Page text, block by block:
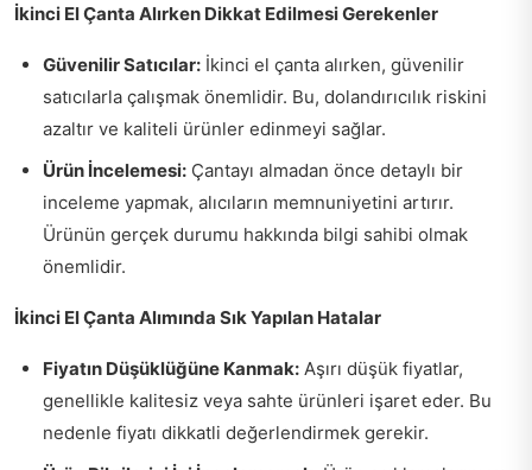
İkinci El Çanta Alırken Dikkat Edilmesi Gerekenler
Güvenilir Satıcılar: İkinci el çanta alırken, güvenilir
satıcılarla çalışmak önemlidir. Bu, dolandırıcılık riskini
azaltır ve kaliteli ürünler edinmeyi sağlar.
Ürün İncelemesi: Çantayı almadan önce detaylı bir
inceleme yapmak, alıcıların memnuniyetini artırır.
Ürünün gerçek durumu hakkında bilgi sahibi olmak
önemlidir.
İkinci El Çanta Alımında Sık Yapılan Hatalar
Fiyatın Düşüklüğüne Kanmak: Aşırı düşük fiyatlar,
genellikle kalitesiz veya sahte ürünleri işaret eder. Bu
nedenle fiyatı dikkatli değerlendirmek gerekir.